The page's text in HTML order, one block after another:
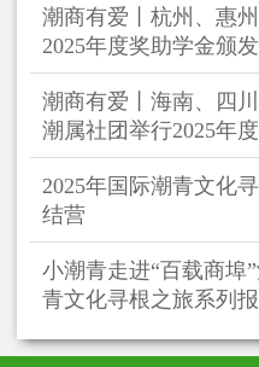
潮商有爱丨杭州、惠
2025年度奖助学金颁
潮商有爱丨海南、四
潮属社团举行2025年
2025年国际潮青文化
结营
小潮青走进“百载商埠
青文化寻根之旅系列